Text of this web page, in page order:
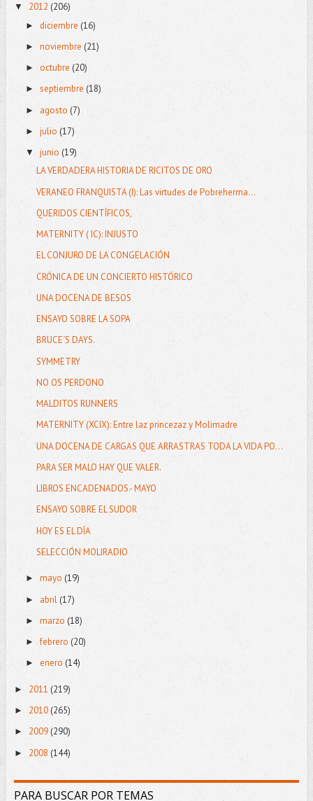
▼ 2012 (206)
► diciembre (16)
► noviembre (21)
► octubre (20)
► septiembre (18)
► agosto (7)
► julio (17)
▼ junio (19)
LA VERDADERA HISTORIA DE RICITOS DE ORO
VERANEO FRANQUISTA (I): Las virtudes de Pobreherma...
QUERIDOS CIENTÍFICOS,
MATERNITY ( IC): INJUSTO
EL CONJURO DE LA CONGELACIÓN
CRÓNICA DE UN CONCIERTO HISTÓRICO
UNA DOCENA DE BESOS
ENSAYO SOBRE LA SOPA
BRUCE´S DAYS.
SYMMETRY
NO OS PERDONO
MALDITOS RUNNERS
MATERNITY (XCIX): Entre laz princezaz y Molimadre
UNA DOCENA DE CARGAS QUE ARRASTRAS TODA LA VIDA PO...
PARA SER MALO HAY QUE VALER.
LIBROS ENCADENADOS.- MAYO
ENSAYO SOBRE EL SUDOR
HOY ES EL DÍA
SELECCIÓN MOLIRADIO
► mayo (19)
► abril (17)
► marzo (18)
►febrero (20)
► enero (14)
► 2011 (219)
► 2010(265)
► 2009(290)
► 2008 (144)
PARA BUSCAR POR TEMAS